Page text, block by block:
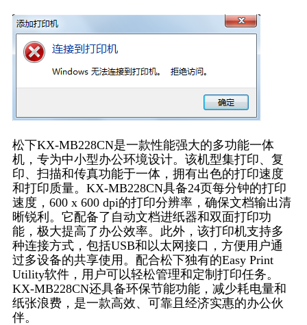
松下KX-MB228CN是一款性能强大的多功能一体
机，专为中小型办公环境设计。该机型集打印、复
印、扫描和传真功能于一体，拥有出色的打印速度
和打印质量。KX-MB228CN具备24页每分钟的打印
速度，600 x 600 dpi的打印分辨率，确保文档输出清
晰锐利。它配备了自动文档进纸器和双面打印功
能，极大提高了办公效率。此外，该打印机支持多
种连接方式，包括USB和以太网接口，方便用户通
过多设备的共享使用。配合松下独有的Easy Print
Utility软件，用户可以轻松管理和定制打印任务。
KX-MB228CN还具备环保节能功能，减少耗电量和
纸张浪费，是一款高效、可靠且经济实惠的办公伙
伴。